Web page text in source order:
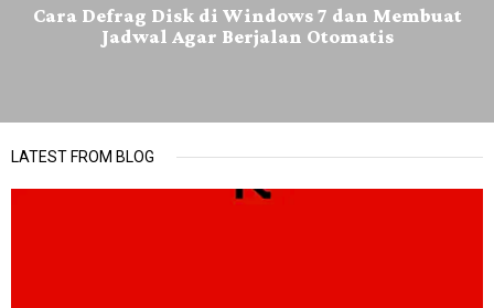
Cara Defrag Disk di Windows 7 dan Membuat
Jadwal Agar Berjalan Otomatis
LATEST FROM BLOG